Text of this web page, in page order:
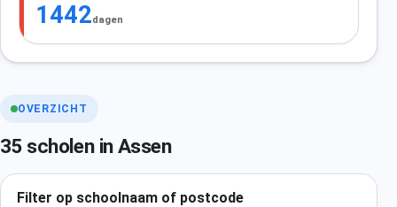
1442dagen
OVERZICHT
35 scholen in Assen
Filter op schoolnaam of postcode